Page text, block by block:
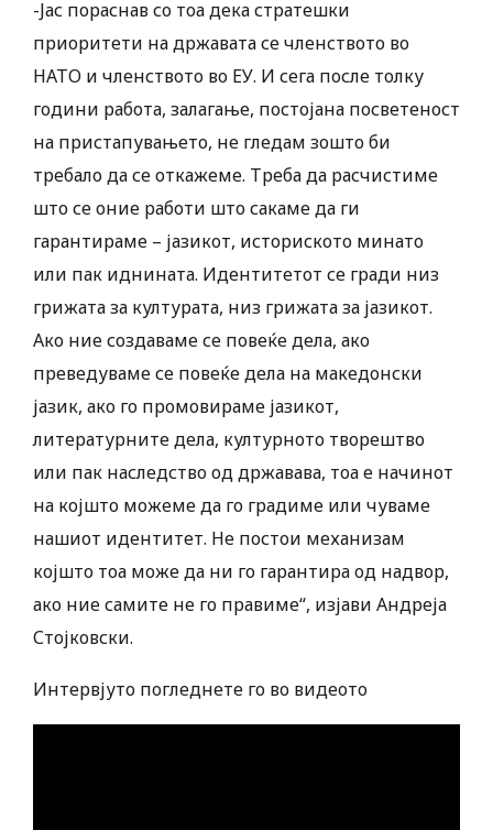
-Јас пораснав со тоа дека стратешки
приоритети на државата се членството во
НАТО и членството во ЕУ. И сега после толку
години работа, залагање, постојана посветеност
на пристапувањето, не гледам зошто би
требало да се откажеме. Треба да расчистиме
што се оние работи што сакаме да ги
гарантираме – јазикот, историското минато
или пак иднината. Идентитетот се гради низ
грижата за културата, низ грижата за јазикот.
Ако ние создаваме се повеќе дела, ако
преведуваме се повеќе дела на македонски
јазик, ако го промовираме јазикот,
литературните дела, културното творештво
или пак наследство од државава, тоа е начинот
на којшто можеме да го градиме или чуваме
нашиот идентитет. Не постои механизам
којшто тоа може да ни го гарантира од надвор,
ако ние самите не го правиме“, изјави Андреја
Стојковски.
Интервјуто погледнете го во видеото